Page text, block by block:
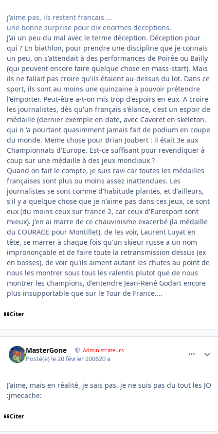
j'aime pas, ils restent francais ...
une bonne surprise pour dix enormes deceptions.
J'ai un peu du mal avec le terme déception. Déception pour
qui ? En biathlon, pour prendre une discipline que je connais
un peu, on s'attendait à des performances de Poirée ou Bailly
(qui peuvent encore faire quelque chose en mass-start). Mais
ils ne fallait pas croire qu'ils étaient au-dessus du lot. Dans ce
sport, ils sont au moins une quinzaine à pouvoir prétendre
l'emporter. Peut-être a-t-on mis trop d'espoirs en eux. A croire
les journalistes, dès qu'un français s'élance, c'est un espoir de
médaille (dernier exemple en date, avec Cavoret en skeleton,
qui n 'a pourtant quasimment jamais fait de podium en coupe
du monde. Meme chose pour Brian Joubert : il était 3e aux
Championnats d'Europe. Est-ce suffisant pour revendiquer à
coup sur une médaille à des jeux mondiaux ?
Quand on fait le compte, je suis ravi car toutes les médailles
françaises sont plus ou moins assez inattendues. Les
journalistes se sont comme d'habitude plantés, et d'ailleurs,
s'il y a quelque chose que je n'aime pas dans ces jeux, ce sont
eux (du moins ceux sur france 2, car ceux d'Eurosport sont
mieux). J'en ai marre de ce chauvinisme exacerbé (la médaille
du COURAGE pour Montillet), de les voir, Laurent Luyat en
tête, se marrer à chaque fois qu'un skieur russe a un nom
imprononçable et de faire toute la retransmission dessus (ex
en bosses), de voir qu'ils aiment autant les chutes au point de
nous les montrer sous tous les ralentis plutot que de nous
montrer les champions, d'entendre Jean-René Godart encore
plus insupportable que sur le Tour de France....
Citer
MasterGone Administrateurs
Posté(e) le 20 février 200620 a
J'aime, mais en réalité, je sais pas, je ne suis pas du tout les JO
:jmecache:
Citer